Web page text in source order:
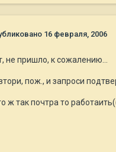
16 февраля, 2006
не пришло, к сожалению...
пож., и запроси
ж так почтра то